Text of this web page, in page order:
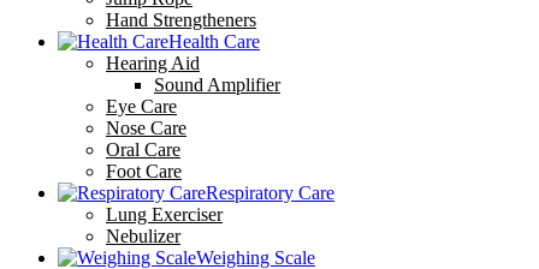
Hand Strengtheners
Health Care
Hearing Aid
Sound Amplifier
Eye Care
Nose Care
Oral Care
Foot Care
Respiratory Care
Lung Exerciser
Nebulizer
Weighing Scale